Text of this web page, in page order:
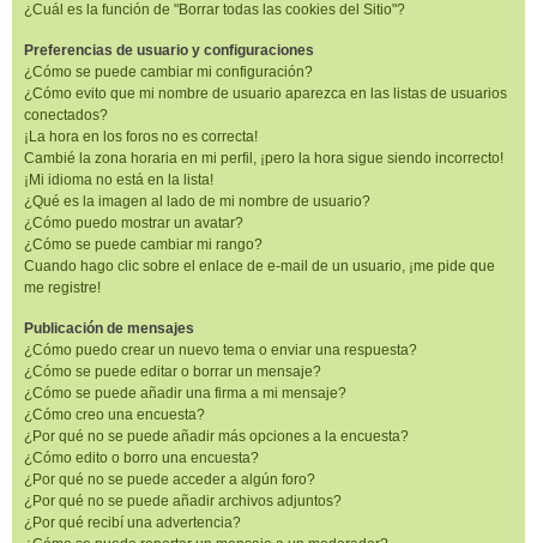
¿Cuál es la función de "Borrar todas las cookies del Sitio"?
Preferencias de usuario y configuraciones
¿Cómo se puede cambiar mi configuración?
¿Cómo evito que mi nombre de usuario aparezca en las listas de usuarios
conectados?
¡La hora en los foros no es correcta!
Cambié la zona horaria en mi perfil, ¡pero la hora sigue siendo incorrecto!
¡Mi idioma no está en la lista!
¿Qué es la imagen al lado de mi nombre de usuario?
¿Cómo puedo mostrar un avatar?
¿Cómo se puede cambiar mi rango?
Cuando hago clic sobre el enlace de e-mail de un usuario, ¡me pide que
me registre!
Publicación de mensajes
¿Cómo puedo crear un nuevo tema o enviar una respuesta?
¿Cómo se puede editar o borrar un mensaje?
¿Cómo se puede añadir una firma a mi mensaje?
¿Cómo creo una encuesta?
¿Por qué no se puede añadir más opciones a la encuesta?
¿Cómo edito o borro una encuesta?
¿Por qué no se puede acceder a algún foro?
¿Por qué no se puede añadir archivos adjuntos?
¿Por qué recibí una advertencia?